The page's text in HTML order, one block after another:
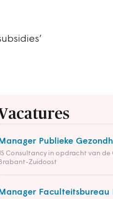
Publieke
Consultancy in opdracht van de
Zuidoost
Faculteitsbureau